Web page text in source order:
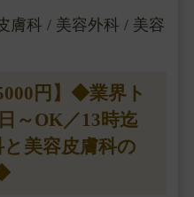
膚科 / 美容外科 / 美容
円】◆業界ト
～OK／13時迄
美容皮膚科の